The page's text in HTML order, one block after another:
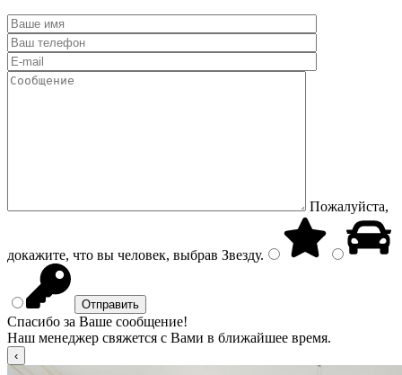
Пожалуйста,
докажите, что вы человек, выбрав Звезду.
Спасибо за Ваше сообщение!
Наш менеджер свяжется с Вами в ближайшее время.